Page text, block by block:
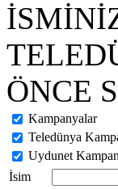
ÖNCE
Kampanyalar
Teledünya
Uydunet
İsim